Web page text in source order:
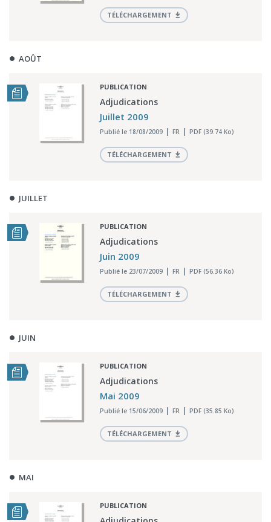
TÉLÉCHARGEMENT
AOÛT
PUBLICATION
Adjudications
Juillet 2009
Publié le 18/08/2009 FR PDF (39.74 Ko)
TÉLÉCHARGEMENT
JUILLET
PUBLICATION
Adjudications
Juin 2009
Publié le 23/07/2009 FR PDF (56.36 Ko)
TÉLÉCHARGEMENT
JUIN
PUBLICATION
Adjudications
Mai 2009
Publié le 15/06/2009 FR PDF (35.85 Ko)
TÉLÉCHARGEMENT
MAI
PUBLICATION